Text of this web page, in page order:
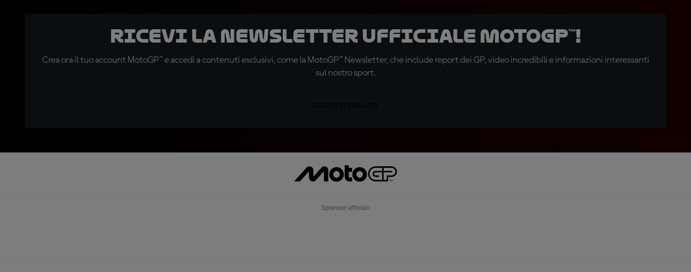
Ricevi la newsletter ufficiale MotoGP™!
Crea ora il tuo account MotoGP™ e accedi a contenuti esclusivi, come la MotoGP™ Newsletter, che include report dei GP, video incredibili e informazioni interessanti
sul nostro sport.
Sponsor ufficiali